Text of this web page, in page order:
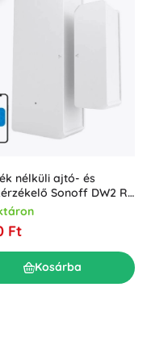
nélküli ajtó- és
Sonoff DW2 RF
Ft
Kosárba